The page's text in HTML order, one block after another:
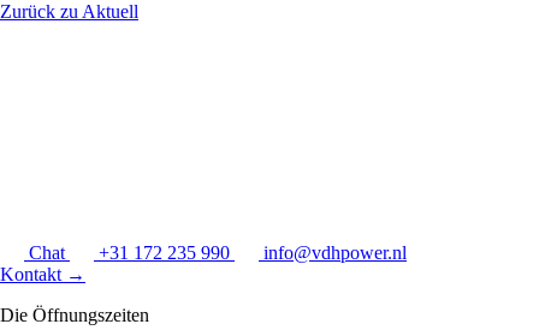
Zurück zu Aktuell
Chat +31 172 235 990
info@vdhpower.nl
Kontakt →
Die Öffnungszeiten